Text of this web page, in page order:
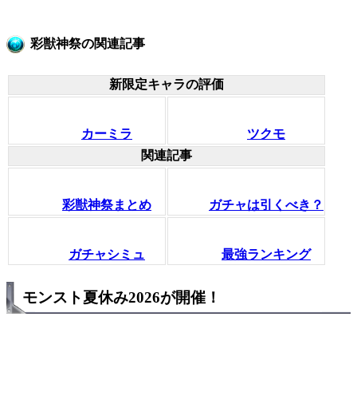
彩獣神祭の関連記事
新限定キャラの評価
カーミラ
ツクモ
関連記事
彩獣神祭まとめ ガチャは引くべき？
ガチャシミュ 最強ランキング
モンスト夏休み2026が開催！